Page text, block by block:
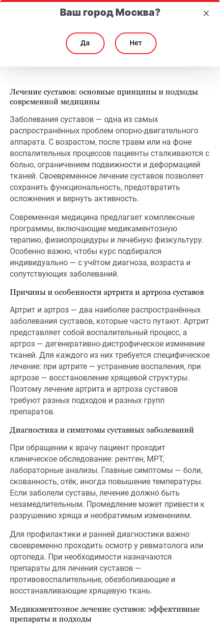
Лечение суставов: современные подходы, препараты и домашние
Лечение суставов: основные принципы и подходы
современной медицины
Заболевания суставов — одна из самых
распространённых проблем опорно-двигательного
аппарата. С возрастом, после травм или на фоне
воспалительных процессов пациенты сталкиваются с
болью, ограничением подвижности и деформацией
тканей. Своевременное лечение суставов позволяет
сохранить функциональность, предотвратить
осложнения и вернуть активность.
Современная медицина предлагает комплексные
программы, включающие медикаментозную
терапию, физиопроцедуры и лечебную физкультуру.
Особенно важно, чтобы курс подбирался
индивидуально — с учётом диагноза, возраста и
сопутствующих заболеваний.
Причины и особенности артрита и артроза суставов
Артрит и артроз — два наиболее распространённых
заболевания суставов, которые часто путают. Артрит
представляет собой воспалительный процесс, а
артроз — дегенеративно-дистрофическое изменение
тканей. Для каждого из них требуется специфическое
лечение: при артрите — устранение воспаления, при
артрозе — восстановление хрящевой структуры.
Поэтому лечение артрита и артроза суставов
требуют разных подходов и разных групп
препаратов.
Диагностика и симптомы суставных заболеваний
При обращении к врачу пациент проходит
клиническое обследование: рентген, МРТ,
лабораторные анализы. Главные симптомы — боли,
скованность, отёк, иногда повышение температуры.
Если заболели суставы, лечение должно быть
незамедлительным. Промедление может привести к
разрушению хряща и необратимым изменениям.
Для профилактики и ранней диагностики важно
своевременно проходить осмотр у ревматолога или
ортопеда. При необходимости назначаются
препараты для лечения суставов —
противовоспалительные, обезболивающие и
восстанавливающие хрящевую ткань.
Медикаментозное лечение суставов: эффективные
препараты и подходы
Ваш город Москва?
Да Нет